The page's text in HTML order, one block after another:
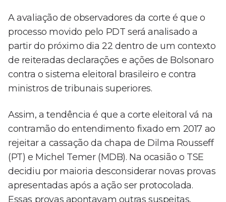
A avaliação de observadores da corte é que o
processo movido pelo PDT será analisado a
partir do próximo dia 22 dentro de um contexto
de reiteradas declarações e ações de Bolsonaro
contra o sistema eleitoral brasileiro e contra
ministros de tribunais superiores.
Assim, a tendência é que a corte eleitoral vá na
contramão do entendimento fixado em 2017 ao
rejeitar a cassação da chapa de Dilma Rousseff
(PT) e Michel Temer (MDB). Na ocasião o TSE
decidiu por maioria desconsiderar novas provas
apresentadas após a ação ser protocolada.
Essas provas apontavam outras suspeitas,